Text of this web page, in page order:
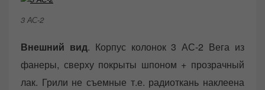
3 АС-2
Внешний вид. Корпус колонок 3 АС-2 Вега из
фанеры, сверху покрыты шпоном + прозрачный
лак. Грили не съемные т.е. радиоткань наклеена